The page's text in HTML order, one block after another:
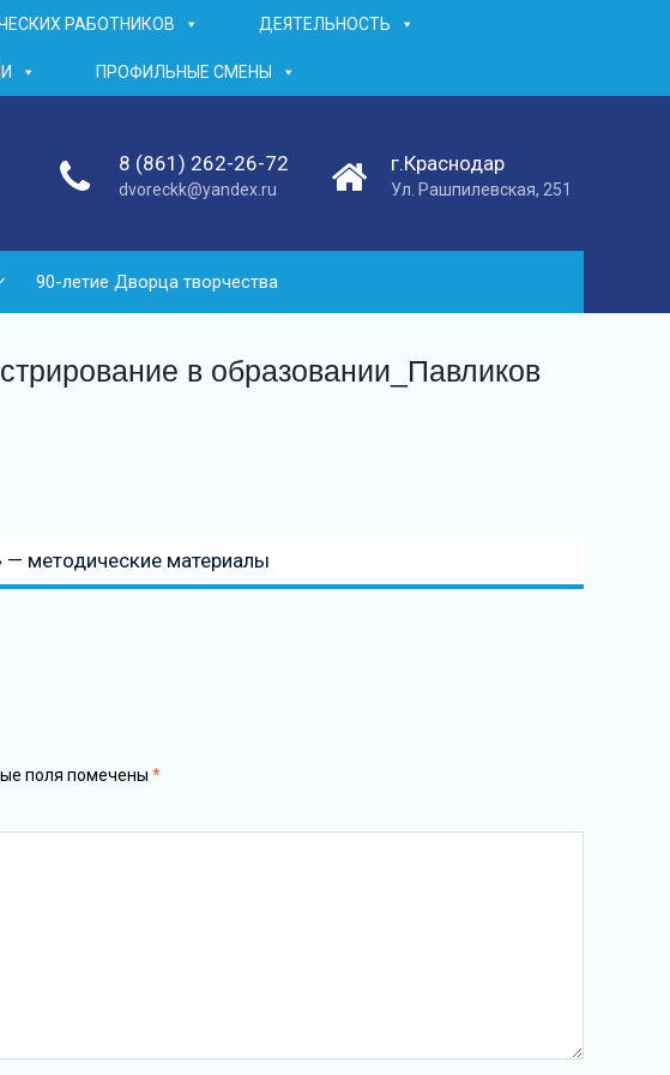
РАБОТНИКОВ ДЕЯТЕЛЬНОСТЬ
ПРОФИЛЬНЫЕ СМЕНЫ
8 (861) 262-26-72
dvoreckk@yandex.ru
г.Краснодар
Ул. Рашпилевская, 251
90-летие Дворца творчества
в образовании_Павликов
— методические материалы
поля помечены *